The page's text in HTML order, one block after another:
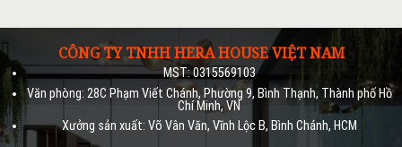
CÔNG TY TNHH HERA HOUSE VIỆT NAM
MST: 0315569103
Văn phòng: 28C Phạm Viết Chánh, Phường 9, Bình Thạnh, Thành phố Hồ
Chí Minh, VN
Xưởng sản xuất: Võ Vân Văn, Vĩnh Lộc B, Bình Chánh, HCM